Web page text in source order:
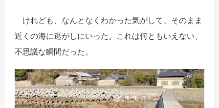
けれども、なんとなくわかった気がして、そのまま
近くの海に逃がしにいった。これは何ともいえない、
不思議な瞬間だった。